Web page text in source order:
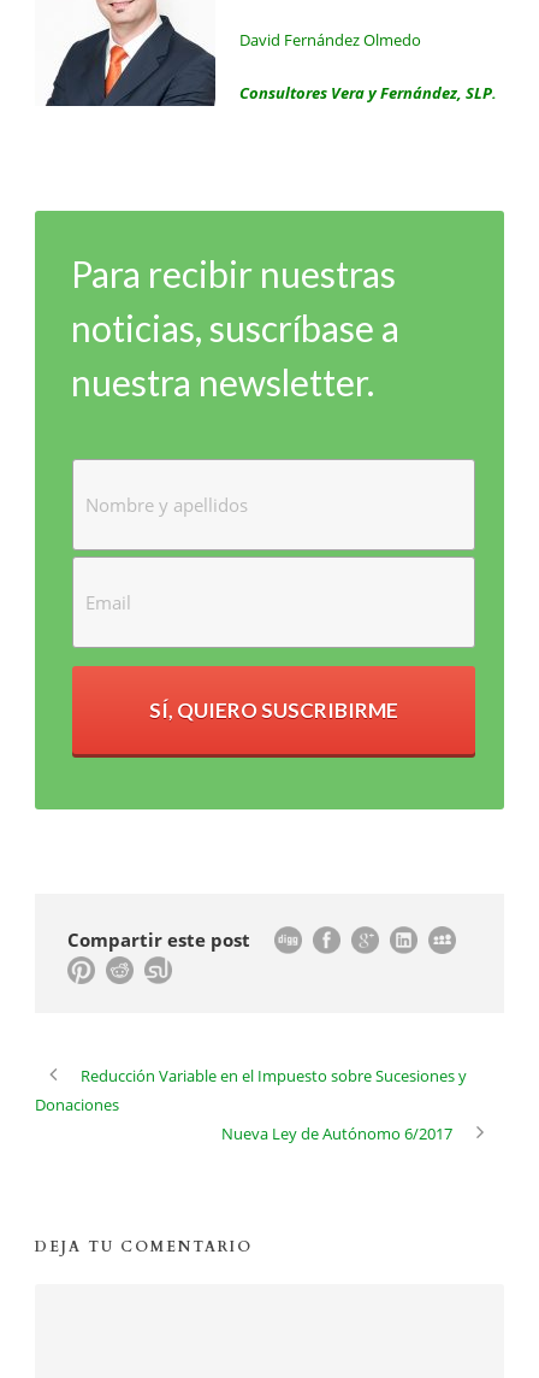
David Fernández Olmedo
Consultores Vera y Fernández, SLP.
Para recibir nuestras
noticias, suscríbase a
nuestra newsletter.
SÍ, QUIERO SUSCRIBIRME
Compartir este post
Reducción Variable en el Impuesto sobre Sucesiones y
Donaciones
Nueva Ley de Autónomo 6/2017
DEJA TU COMENTARIO